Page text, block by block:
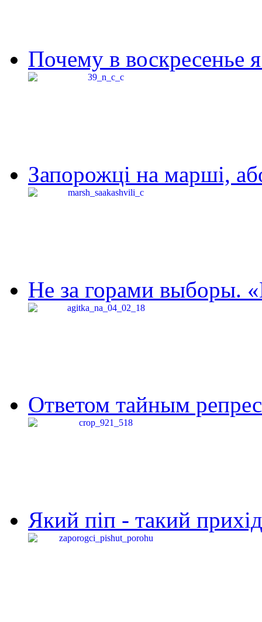
Почему в воскресенье
Запорожці на марші,
Не за горами выборы.
Ответом тайным
Який піп - такий